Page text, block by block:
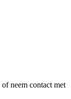
of neem contact met